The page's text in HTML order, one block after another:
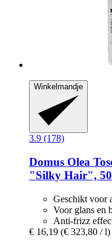
Winkelmandje
3.9 (178)
Domus Olea
"Silky Hair",
Geschikt voor
Voor glans en
Anti-frizz
€ 16,19 (€ 323,80 / l)